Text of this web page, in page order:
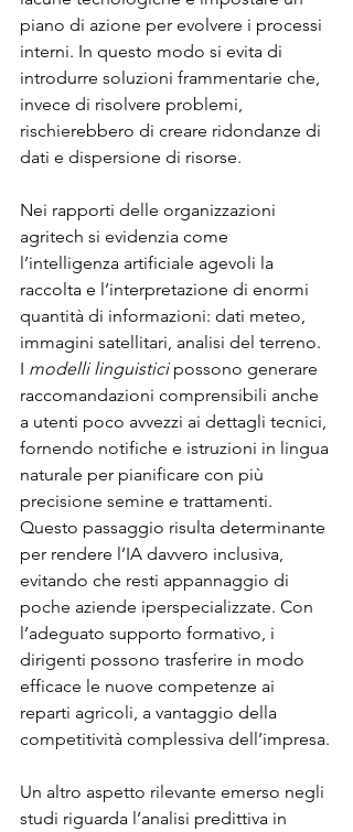
piano di azione per evolvere i processi
interni. In questo modo si evita di
introdurre soluzioni frammentarie che,
invece di risolvere problemi,
rischierebbero di creare ridondanze di
dati e dispersione di risorse.
Nei rapporti delle organizzazioni
agritech si evidenzia come
l’intelligenza artificiale agevoli la
raccolta e l’interpretazione di enormi
quantità di informazioni: dati meteo,
immagini satellitari, analisi del terreno.
I modelli linguistici possono generare
raccomandazioni comprensibili anche
a utenti poco avvezzi ai dettagli tecnici,
fornendo notifiche e istruzioni in lingua
naturale per pianificare con più
precisione semine e trattamenti.
Questo passaggio risulta determinante
per rendere l’IA davvero inclusiva,
evitando che resti appannaggio di
poche aziende iperspecializzate. Con
l’adeguato supporto formativo, i
dirigenti possono trasferire in modo
efficace le nuove competenze ai
reparti agricoli, a vantaggio della
competitività complessiva dell’impresa.
Un altro aspetto rilevante emerso negli
studi riguarda l’analisi predittiva in